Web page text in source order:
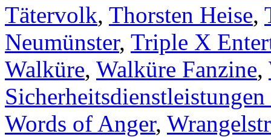
Tätervolk, Thorsten Heise,
Neumünster, Triple X
Walküre, Walküre Fanzine,
Words of Anger,